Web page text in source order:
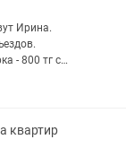
Ирина.
- 800 тг с
уборка -
квартир